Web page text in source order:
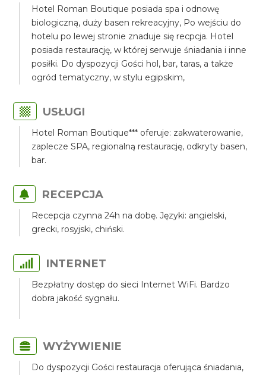
Hotel Roman Boutique posiada spa i odnowę
biologiczną, duży basen rekreacyjny, Po wejściu do
hotelu po lewej stronie znaduje się recpcja. Hotel
posiada restaurację, w której serwuje śniadania i inne
posiłki. Do dyspozycji Gości hol, bar, taras, a także
ogród tematyczny, w stylu egipskim,
USŁUGI
Hotel Roman Boutique*** oferuje: zakwaterowanie,
zaplecze SPA, regionalną restaurację, odkryty basen,
bar.
RECEPCJA
Recepcja czynna 24h na dobę. Języki: angielski,
grecki, rosyjski, chiński.
INTERNET
Bezpłatny dostęp do sieci Internet WiFi. Bardzo
dobra jakość sygnału.
WYŻYWIENIE
Do dyspozycji Gości restauracja oferująca śniadania,